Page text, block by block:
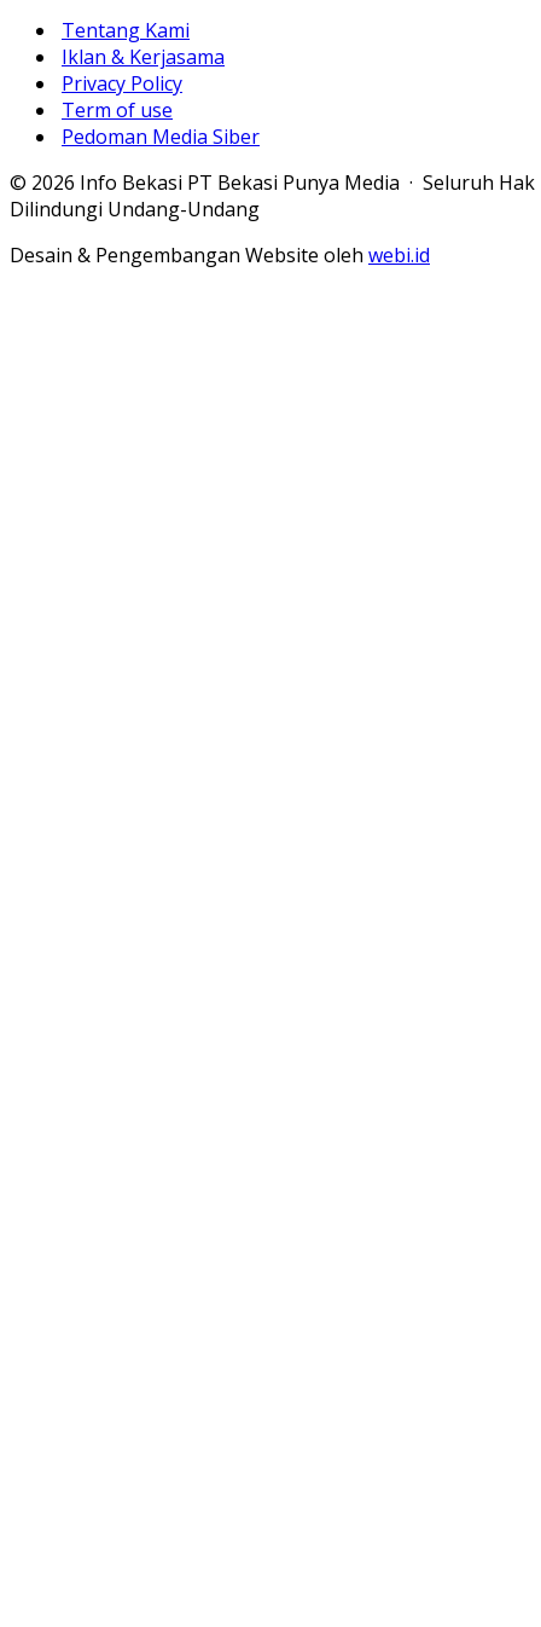
Tentang Kami
Iklan & Kerjasama
Privacy Policy
Term of use
Pedoman Media Siber
© 2026 Info Bekasi PT Bekasi Punya Media · Seluruh Hak
Dilindungi Undang-Undang
Desain & Pengembangan Website oleh webi.id